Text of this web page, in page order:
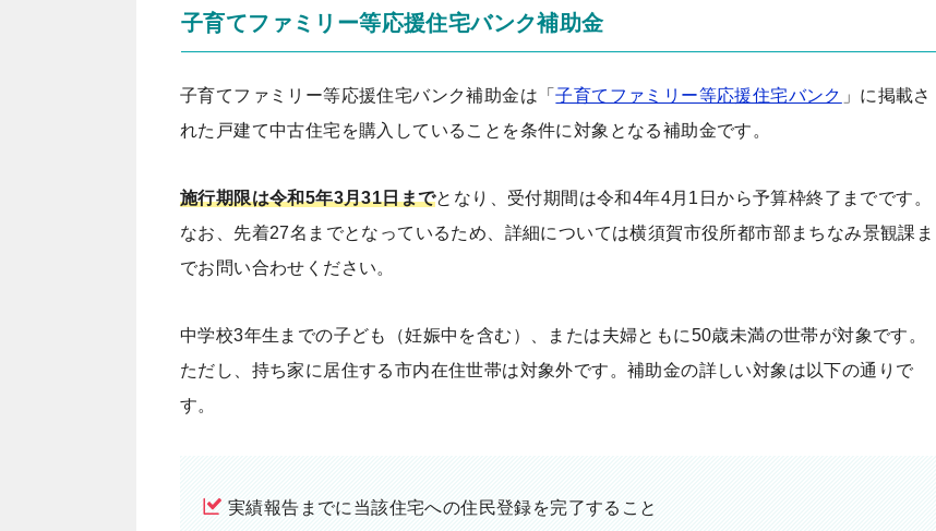
子育てファミリー等応援住宅バンク補助金
子育てファミリー等応援住宅バンク補助金は「子育てファミリー等応援住宅バンク 」に掲載さ
れた戸建て中古住宅を購入していることを条件に対象となる補助金です。
施行期限は令和5年3月31日までとなり、受付期間は令和4年4月1日から予算枠終了までです。
なお、先着27名までとなっているため、詳細については横須賀市役所都市部まちなみ景観課ま
でお問い合わせください。
中学校3年生までの子ども（妊娠中を含む）、または夫婦ともに50歳未満の世帯が対象です。
ただし、持ち家に居住する市内在住世帯は対象外です。補助金の詳しい対象は以下の通りで
す。
実績報告までに当該住宅への住民登録を完了すること